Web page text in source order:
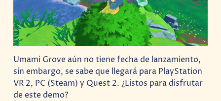
Umami Grove aún no tiene fecha de lanzamiento,
sin embargo, se sabe que llegará para PlayStation
VR 2, PC (Steam) y Quest 2. ¿Listos para disfrutar
de este demo?